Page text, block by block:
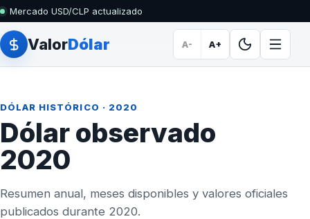
Mercado USD/CLP actualizado
ValorDólar A- A+
DÓLAR HISTÓRICO · 2020
Dólar observado
2020
Resumen anual, meses disponibles y valores oficiales
publicados durante 2020.